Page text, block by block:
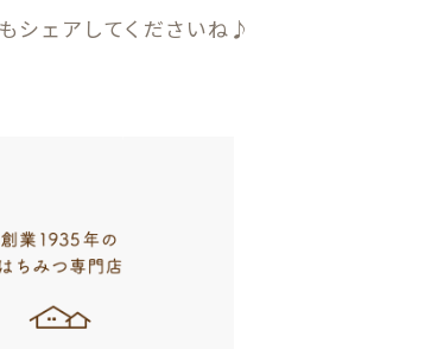
シェアしてくださいね♪